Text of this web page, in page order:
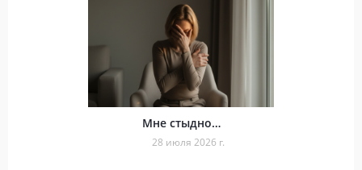
Мне стыдно…
28 июля 2026 г.